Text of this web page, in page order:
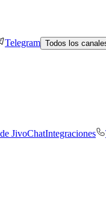
Telegram Todos los
JivoChatIntegraciones